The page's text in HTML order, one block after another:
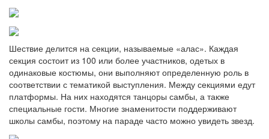
Шествие делится на секции, называемые «алас». Каждая
секция состоит из 100 или более участников, одетых в
одинаковые костюмы, они выполняют определенную роль в
соответствии с тематикой выступления. Между секциями едут
платформы. На них находятся танцоры самбы, а также
специальные гости. Многие знаменитости поддерживают
школы самбы, поэтому на параде часто можно увидеть звезд.